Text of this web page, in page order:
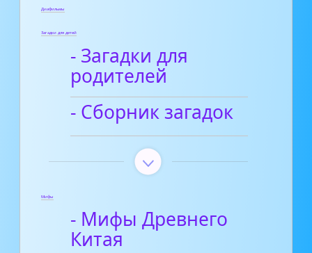
Диафильмы
Загадки для детей
- Загадки для
родителей
- Сборник загадок
Мифы
- Мифы Древнего
Китая